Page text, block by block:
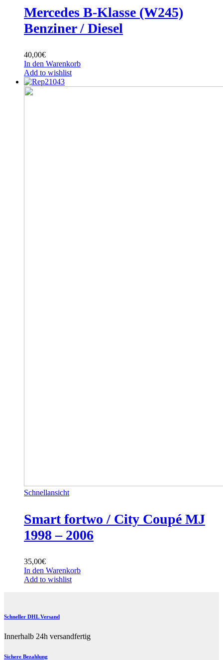
Mercedes B-Klasse (W245)
Benziner / Diesel
40,00€
In den Warenkorb
Add to wishlist
Schnellansicht
Smart fortwo / City Coupé MJ
1998 – 2006
35,00€
In den Warenkorb
Add to wishlist
Schneller DHL Versand
Innerhalb 24h versandfertig
Sichere Bezahlung